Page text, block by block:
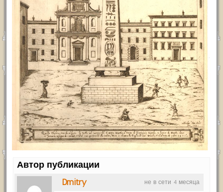
Автор публикации
не в сети 4 месяца
Dmitry